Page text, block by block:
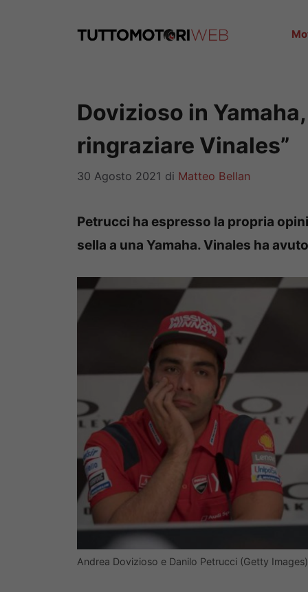
Dovizioso in
ringraziare Vinales”
30 Agosto 2021 di Matteo Bellan
Petrucci ha espresso la propria
sella a una Yamaha. Vinales ha
Andrea Dovizioso e Danilo Petrucci (Getty Images)